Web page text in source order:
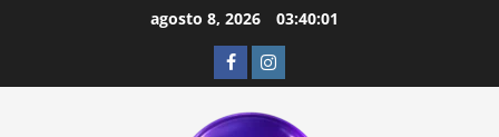
agosto 8, 2026 03:40:03
FacebookInstagram